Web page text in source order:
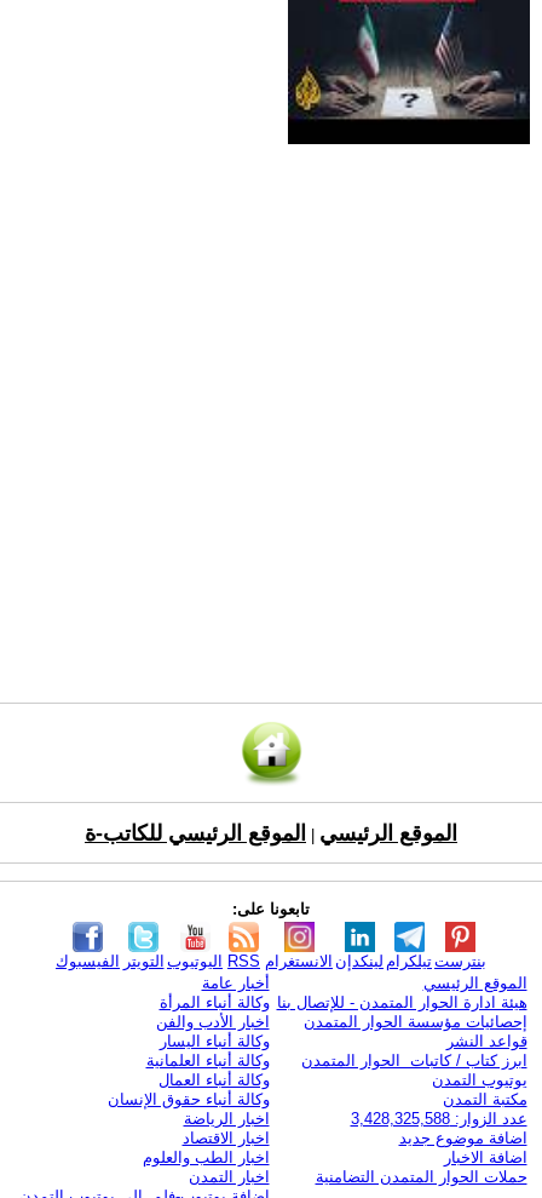
الموقع الرئيسي الموقع الرئيسي للكاتب-ة
تابعونا على:
الفيسبوك التويتر اليوتيوب RSS الانستغرام لينكدإن تيلكرامبنترست
الموقع الرئيسي
هيئة ادارة الحوار المتمدن - للإتصال بنا
إحصائيات مؤسسة الحوار المتمدن
قواعد النشر
ابرز كتاب / كاتبات الحوار المتمدن
يوتيوب التمدن
مكتبة التمدن
عدد الزوار: 3,428,325,588
اضافة موضوع جديد
اضافة الاخبار
حملات الحوار المتمدن التضامنية
أخبار عامة
وكالة أنباء المرأة
اخبار الأدب والفن
وكالة أنباء اليسار
وكالة أنباء العلمانية
وكالة أنباء العمال
وكالة أنباء حقوق الإنسان
اخبار الرياضة
اخبار الاقتصاد
اخبار الطب والعلوم
اخبار التمدن